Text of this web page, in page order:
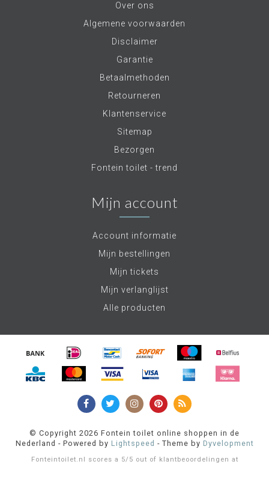
Over ons
Algemene voorwaarden
Disclaimer
Garantie
Betaalmethoden
Retourneren
Klantenservice
Sitemap
Bezorgen
Fontein toilet - trend
Mijn account
Account informatie
Mijn bestellingen
Mijn tickets
Mijn verlanglijst
Alle producten
© Copyright 2026 Fontein toilet online shoppen in de
Nederland - Powered by Lightspeed - Theme by Dyvelopment
Fonteintoilet.nl scores a 5/ 5 out of klantbeoordelingen at